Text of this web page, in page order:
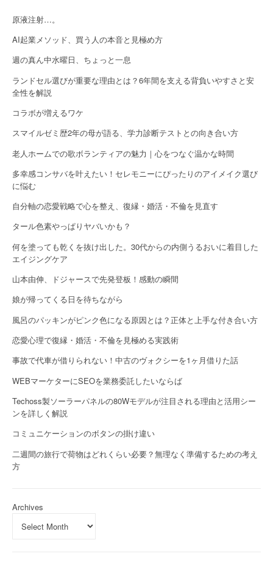
i
g
a
t
i
o
n
原液注射…。
AI起業メソッド、買う人の本音と見極め方
週の真ん中水曜日、ちょっと一息
ランドセル選びが重要な理由とは？6年間を支える背負いやすさと安
全性を解説
コラボが増えるワケ
スマイルゼミ歴2年の母が語る、学力診断テストとの向き合い方
老人ホームでの歌ボランティアの魅力｜心をつなぐ温かな時間
多幸感コンサバを叶えたい！セレモニーにぴったりのアイメイク選び
に悩む
自分軸の恋愛戦略で心を整え、復縁・婚活・不倫を見直す
タール色素やっぱりヤバいかも？
何を塗っても乾くを抜け出した。30代からの内側うるおいに着目した
エイジングケア
山本由伸、ドジャースで先発登板！感動の瞬間
娘が帰ってくる日を待ちながら
風呂のパッキンがピンク色になる原因とは？正体と上手な付き合い方
恋愛心理で復縁・婚活・不倫を見極める実践術
事故で代車が借りられない！中古のヴォクシーを1ヶ月借りた話
WEBマーケターにSEOを業務委託したいならば
Techoss製ソーラーパネルの80Wモデルが注目される理由と活用シー
ンを詳しく解説
コミュニケーションのボタンの掛け違い
二週間の旅行で荷物はどれくらい必要？無理なく準備するための考え
方
Archives